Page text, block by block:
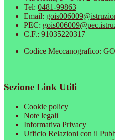
Tel: 0481-99863
Email:
PEC:
C.F.: 91035220317
Codice Meccanografico:
Sezione Link Utili
Cookie policy
Note legali
Informativa Privacy
Ufficio Relazioni con il